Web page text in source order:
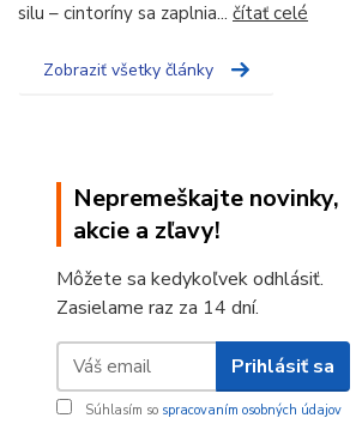
silu – cintoríny sa zaplnia... čítať celé
Zobraziť všetky články
Nepremeškajte novinky,
akcie a zľavy!
Môžete sa kedykoľvek odhlásiť.
Zasielame raz za 14 dní.
Prihlásiť sa
Súhlasím so spracovaním osobných údajov